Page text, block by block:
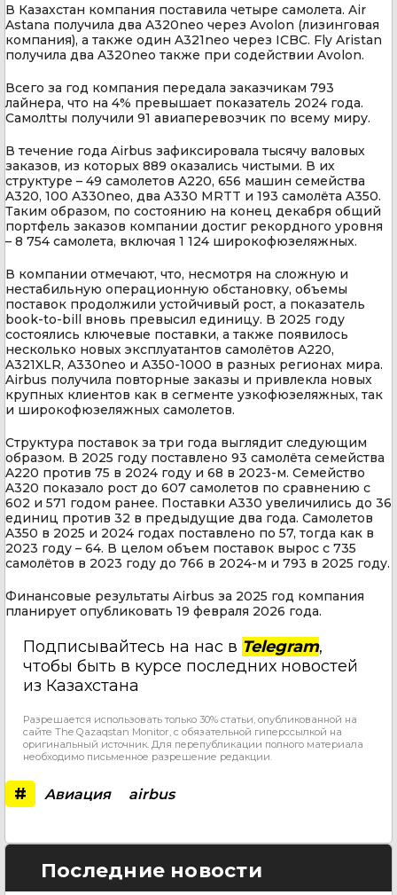
В Казахстан компания поставила четыре самолета. Air
Astana получила два A320neo через Avolon (лизинговая
компания), а также один A321neo через ICBC. Fly Aristan
получила два A320neo также при содействии Avolon.
Всего за год компания передала заказчикам 793
лайнера, что на 4% превышает показатель 2024 года.
Самолtты получили 91 авиаперевозчик по всему миру.
В течение года Airbus зафиксировала тысячу валовых
заказов, из которых 889 оказались чистыми. В их
структуре – 49 самолетов A220, 656 машин семейства
A320, 100 A330neo, два A330 MRTT и 193 самолёта A350.
Таким образом, по состоянию на конец декабря общий
портфель заказов компании достиг рекордного уровня
– 8 754 самолета, включая 1 124 широкофюзеляжных.
В компании отмечают, что, несмотря на сложную и
нестабильную операционную обстановку, объемы
поставок продолжили устойчивый рост, а показатель
book-to-bill вновь превысил единицу. В 2025 году
состоялись ключевые поставки, а также появилось
несколько новых эксплуатантов самолётов A220,
A321XLR, A330neo и A350-1000 в разных регионах мира.
Airbus получила повторные заказы и привлекла новых
крупных клиентов как в сегменте узкофюзеляжных, так
и широкофюзеляжных самолетов.
Структура поставок за три года выглядит следующим
образом. В 2025 году поставлено 93 самолёта семейства
A220 против 75 в 2024 году и 68 в 2023-м. Семейство
A320 показало рост до 607 самолетов по сравнению с
602 и 571 годом ранее. Поставки A330 увеличились до 36
единиц против 32 в предыдущие два года. Самолетов
A350 в 2025 и 2024 годах поставлено по 57, тогда как в
2023 году – 64. В целом объем поставок вырос с 735
самолётов в 2023 году до 766 в 2024-м и 793 в 2025 году.
Финансовые результаты Airbus за 2025 год компания
планирует опубликовать 19 февраля 2026 года.
Подписывайтесь на нас в Telegram,
чтобы быть в курсе последних новостей
из Казахстана
Разрешается использовать только 30% статьи, опубликованной на
сайте The Qazaqstan Monitor, с обязательной гиперссылкой на
оригинальный источник. Для перепубликации полного материала
необходимо письменное разрешение редакции.
# Авиация airbus
Последние новости